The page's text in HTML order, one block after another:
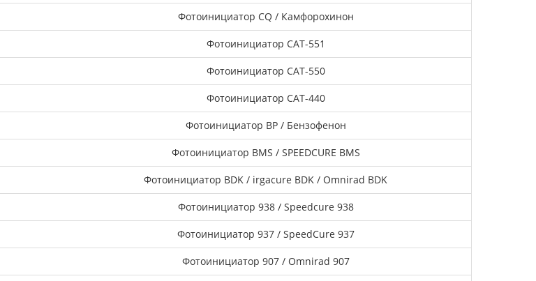
Фотоинициатор CQ / Камфорохинон
Фотоинициатор CAT-551
Фотоинициатор CAT-550
Фотоинициатор CAT-440
Фотоинициатор BP / Бензофенон
Фотоинициатор BMS / SPEEDCURE BMS
Фотоинициатор BDK / irgacure BDK / Omnirad BDK
Фотоинициатор 938 / Speedcure 938
Фотоинициатор 937 / SpeedCure 937
Фотоинициатор 907 / Omnirad 907